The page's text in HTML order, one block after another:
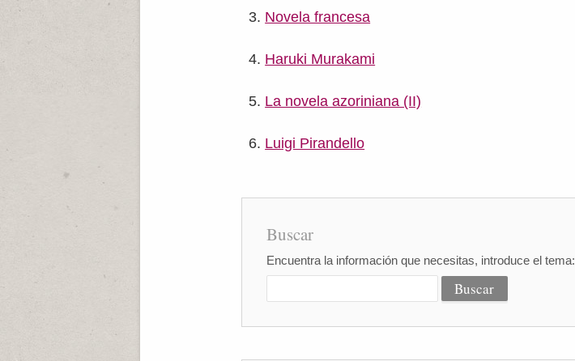
Novela francesa
Haruki Murakami
La novela azoriniana (II)
Luigi Pirandello
Buscar
Encuentra la información que necesitas, introduce el tema: